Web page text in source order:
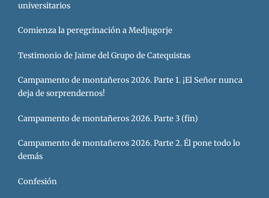
universitarios
Comienza la peregrinación a Medjugorje
Testimonio de Jaime del Grupo de Catequistas
Campamento de montañeros 2026. Parte 1. ¡El Señor nunca
deja de sorprendernos!
Campamento de montañeros 2026. Parte 3 (fin)
Campamento de montañeros 2026. Parte 2. Él pone todo lo
demás
Confesión